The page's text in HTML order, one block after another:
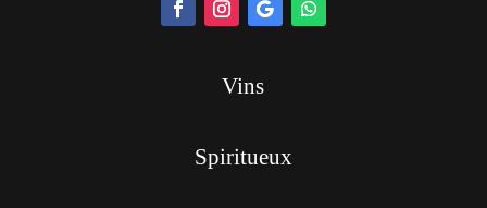
Vins
Spiritueux